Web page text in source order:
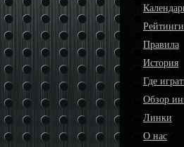
Рейтинги
Правила
История
Где
Обзор
Линки
О нас